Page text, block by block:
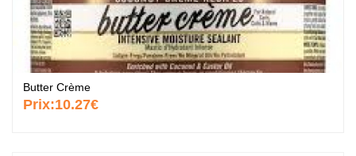
Butter Crème
Prix:10.27€